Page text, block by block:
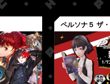
ペルソナ５ ザ